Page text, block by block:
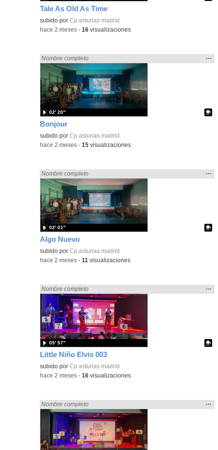
Tale As Old As Time
Contenido educativo.
subido porCp asturias madrid
-hace 2 meses -16 visualizaciones
Bonjour
Encontrado «Asturias» en:
Nombre completo
la
…
Contenido educativo.
subido porCp asturias madrid
02′ 20″
-hace 2 meses -15 visualizaciones
Algo Nuevo
Encontrado «Asturias» en:
Nombre completo
la
…
Contenido educativo.
subido porCp asturias madrid
02′ 01″
-hace 2 meses -11 visualizaciones
Little Niño Elvis 003
Encontrado «Asturias» en:
Nombre completo
la
…
Contenido educativo.
subido porCp asturias madrid
05′ 57″
-hace 2 meses -16 visualizaciones
Encontrado «Asturias» en:
Nombre completo
la
…